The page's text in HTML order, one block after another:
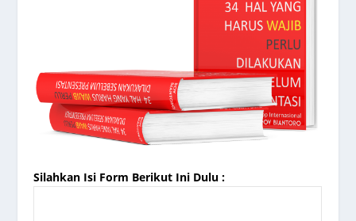
Silahkan Isi Form Berikut Ini Dulu :